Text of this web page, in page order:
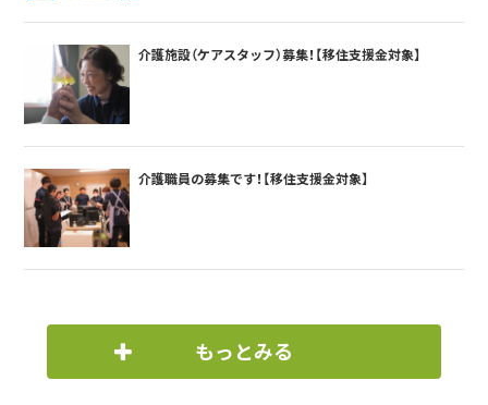
介護施設（ケアスタッフ）募集！【移住支援金対象】
介護職員の募集です！【移住支援金対象】
もっとみる